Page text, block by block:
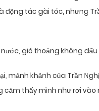
động tác gài tóc, nhưng
gió thoảng không dấu
mảnh khảnh của Trần
cảm thấy mình như rơi